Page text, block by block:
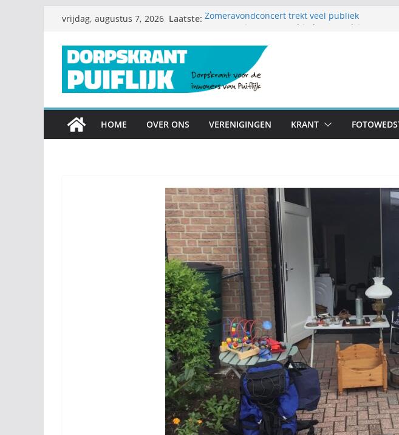
inhoud
vrijdag, augustus 7, 2026 Laatste: Zomeravondconcert trekt veel publiek
Nieuwe speeltoestellen op schoolplein ’t Geerke
Garagesale klaar voor zondag: meer dan 80
mee
HOME OVER ONS VERENIGINGEN KRANT